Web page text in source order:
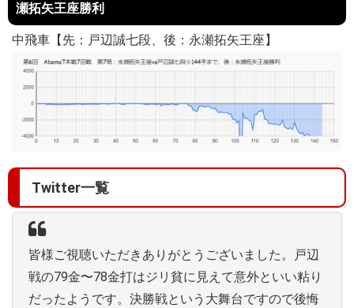
瀬拓矢王座勝利
中飛車【先：戸辺誠七段、後：永瀬拓矢王座】
Twitter一覧
皆様ご視聴いただきありがとうございました。戸辺
戦の79金〜78金打はジリ貧に見えて意外といい粘り
だったようです。決勝戦という大舞台ですので後悔